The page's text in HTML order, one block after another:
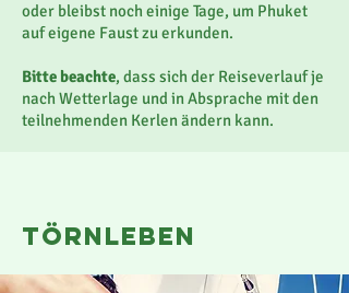
oder bleibst noch einige Tage, um Phuket
auf eigene Faust zu erkunden.
Bitte beachte, dass sich der Reiseverlauf je
nach Wetterlage und in Absprache mit den
teilnehmenden Kerlen ändern kann.
törnleben